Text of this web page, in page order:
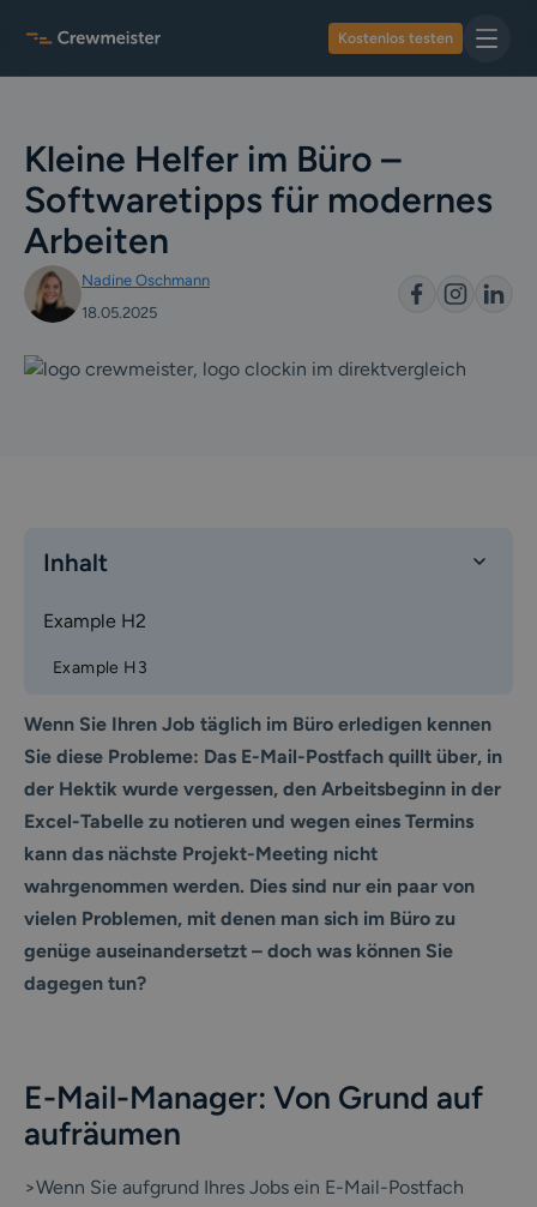
Kostenlos testen
Kleine Helfer im Büro –
Softwaretipps für modernes
Arbeiten
Nadine Oschmann
18.05.2025
Inhalt
Example H2
Example H3
Wenn Sie Ihren Job täglich im Büro erledigen kennen
Sie diese Probleme: Das E-Mail-Postfach quillt über, in
der Hektik wurde vergessen, den Arbeitsbeginn in der
Excel-Tabelle zu notieren und wegen eines Termins
kann das nächste Projekt-Meeting nicht
wahrgenommen werden. Dies sind nur ein paar von
vielen Problemen, mit denen man sich im Büro zu
genüge auseinandersetzt – doch was können Sie
dagegen tun?
E-Mail-Manager: Von Grund auf
aufräumen
>Wenn Sie aufgrund Ihres Jobs ein E-Mail-Postfach